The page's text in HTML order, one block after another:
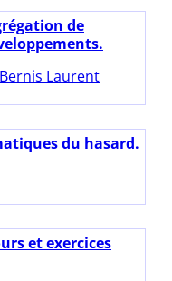
de
Bernis Laurent
du hasard.
et exercices